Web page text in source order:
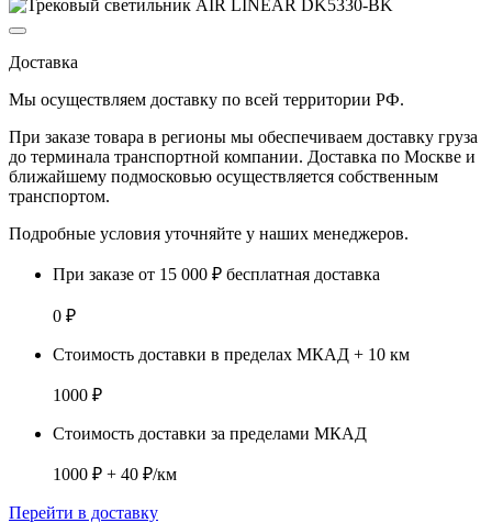
Доставка
Мы осуществляем доставку по всей территории РФ.
При заказе товара в регионы мы обеспечиваем доставку груза
до терминала транспортной компании. Доставка по Москве и
ближайшему подмосковью осуществляется собственным
транспортом.
Подробные условия уточняйте у наших менеджеров.
При заказе от 15 000 ₽ бесплатная доставка
0 ₽
Стоимость доставки в пределах МКАД + 10 км
1000 ₽
Стоимость доставки за пределами МКАД
1000 ₽ + 40 ₽/км
Перейти в доставку